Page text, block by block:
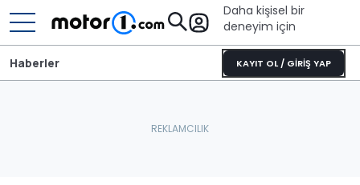
Daha kişisel bir
deneyim için
KAYIT OL / GİRİŞ YAP
Haberler